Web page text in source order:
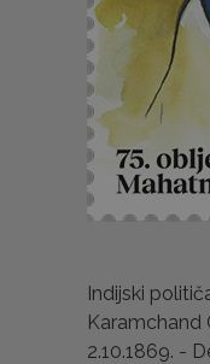
Indijski
Karamchand
2.10.1869. -